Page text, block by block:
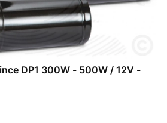
DP1 300W - 500W / 12V -